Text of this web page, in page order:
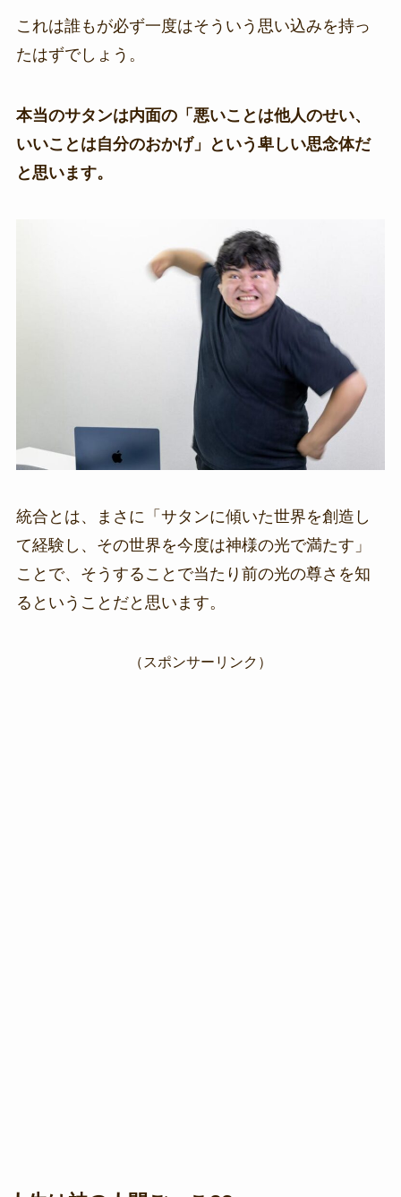
これは誰もが必ず一度はそういう思い込みを持っ
たはずでしょう。
本当のサタンは内面の「悪いことは他人のせい、
いいことは自分のおかげ」という卑しい思念体だ
と思います。
統合とは、まさに「サタンに傾いた世界を創造し
て経験し、その世界を今度は神様の光で満たす」
ことで、そうすることで当たり前の光の尊さを知
るということだと思います。
（スポンサーリンク）